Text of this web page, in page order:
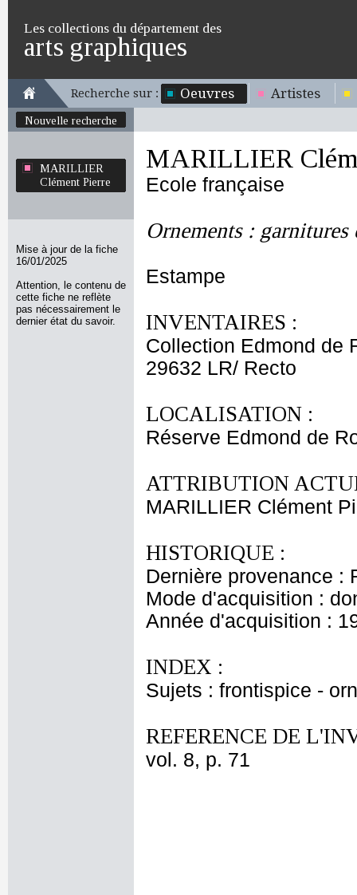
Les collections du département des
arts graphiques
Recherche sur : Oeuvres Artistes
Nouvelle recherche
MARILLIER
Clément Pierre
Mise à jour de la fiche
16/01/2025
Attention, le contenu de
cette fiche ne reflète
pas nécessairement le
dernier état du savoir.
MARILLIER
Ecole française
Ornements :
Estampe
INVENTAIRES :
Collection Edmond de
29632 LR/ Recto
LOCALISATION :
Réserve Edmond de
ATTRIBUTION
MARILLIER Clément
HISTORIQUE :
Dernière provenance :
Mode d'acquisition :
Année d'acquisition :
INDEX :
Sujets : frontispice -
REFERENCE DE
vol. 8, p. 71